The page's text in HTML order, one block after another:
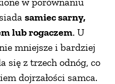
samiec sarny,
lub rogaczem. U
mniejsze i bardziej
się z trzech odnóg, co
dojrzałości samca.